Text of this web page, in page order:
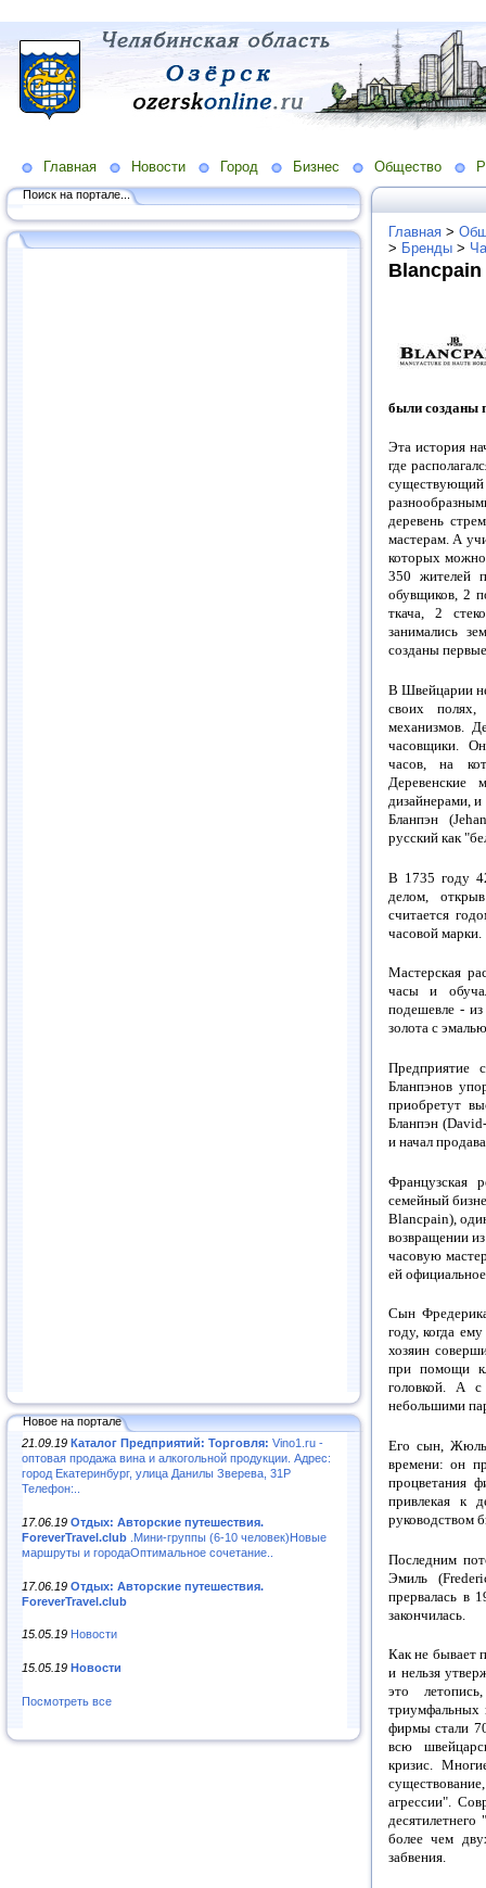
Главная Новости Город Бизнес Общество
Поиск на портале...
Новое на портале
21.09.19 Каталог Предприятий: Торговля: Vino1.ru -
оптовая продажа вина и алкогольной продукции. Адрес:
город Екатеринбург, улица Данилы Зверева, 31Р
Телефон:..
17.06.19 Отдых: Авторские путешествия.
ForeverTravel.club .Мини-группы (6-10 человек)Новые
маршруты и городаОптимальное сочетание..
17.06.19 Отдых: Авторские путешествия.
ForeverTravel.club
15.05.19 Новости
15.05.19 Новости
Посмотреть все
Главная >
> Бренды >
Blancpain
были созданы
Эта история
где
деревень
мастерам. А
которых
350 жителей
обувщиков, 2
ткача, 2
занимались
созданы
В Швейцарии
своих
механизмов.
часовщики.
часов, на
Деревенские
дизайнерами,
Бланпэн
русский как
В 1735 году
делом,
считается
часовой марки.
Мастерская
часы и
подешевле -
золота с
Предприятие
Бланпэнов
приобретут
Бланпэн
и начал
Французская
семейный
Blancpain),
возвращении
часовую
ей
Сын
году, когда
хозяин
при помощи
головкой. А
небольшими
Его сын,
времени: он
процветания
привлекая к
руководством
Последним
Эмиль
прервалась в
закончилась.
Как не бывает
и нельзя
это
триумфальных
фирмы стали
всю
кризис.
агрессии".
более чем
забвения.